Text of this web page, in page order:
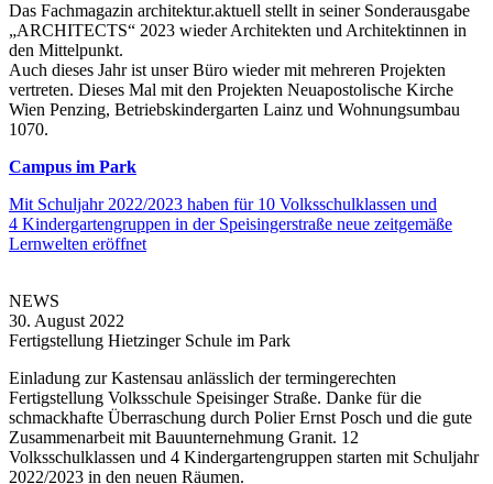
Das Fachmagazin architektur.aktuell stellt in seiner Sonderausgabe
„ARCHITECTS“ 2023 wieder Architekten und Architektinnen in
den Mittelpunkt.
Auch dieses Jahr ist unser Büro wieder mit mehreren Projekten
vertreten. Dieses Mal mit den Projekten Neuapostolische Kirche
Wien Penzing, Betriebskindergarten Lainz und Wohnungsumbau
1070.
Campus im Park
Mit Schuljahr 2022/2023 haben für 10 Volksschulklassen und
4 Kindergartengruppen in der Speisingerstraße neue zeitgemäße
Lernwelten eröffnet
NEWS
30. August 2022
Fertigstellung Hietzinger Schule im Park
Einladung zur Kastensau anlässlich der termingerechten
Fertigstellung Volksschule Speisinger Straße. Danke für die
schmackhafte Überraschung durch Polier Ernst Posch und die gute
Zusammenarbeit mit Bauunternehmung Granit. 12
Volksschulklassen und 4 Kindergartengruppen starten mit Schuljahr
2022/2023 in den neuen Räumen.